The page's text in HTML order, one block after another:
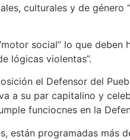
culturales y de género
social” lo que
lógicas violentas”.
el Defensor del
a su par capitalino y
funciocnes en la
están programadas más